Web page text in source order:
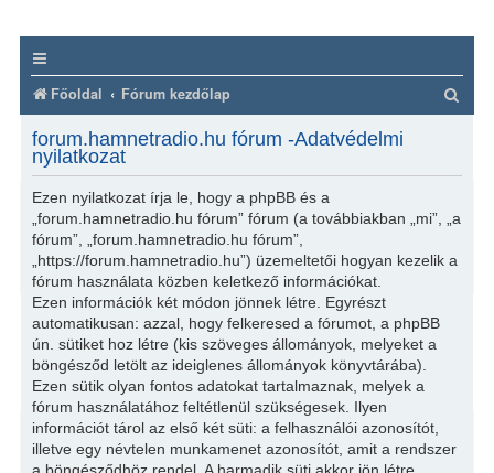
Főoldal Fórum kezdőlap
e
forum.hamnetradio.hu fórum -Adatvédelmi
nyilatkozat
Ezen nyilatkozat írja le, hogy a phpBB és a
„forum.hamnetradio.hu fórum” fórum (a továbbiakban „mi”, „a
fórum”, „forum.hamnetradio.hu fórum”,
„https://forum.hamnetradio.hu”) üzemeltetői hogyan kezelik a
fórum használata közben keletkező információkat.
Ezen információk két módon jönnek létre. Egyrészt
automatikusan: azzal, hogy felkeresed a fórumot, a phpBB
ún. sütiket hoz létre (kis szöveges állományok, melyeket a
böngésződ letölt az ideiglenes állományok könyvtárába).
Ezen sütik olyan fontos adatokat tartalmaznak, melyek a
fórum használatához feltétlenül szükségesek. Ilyen
információt tárol az első két süti: a felhasználói azonosítót,
illetve egy névtelen munkamenet azonosítót, amit a rendszer